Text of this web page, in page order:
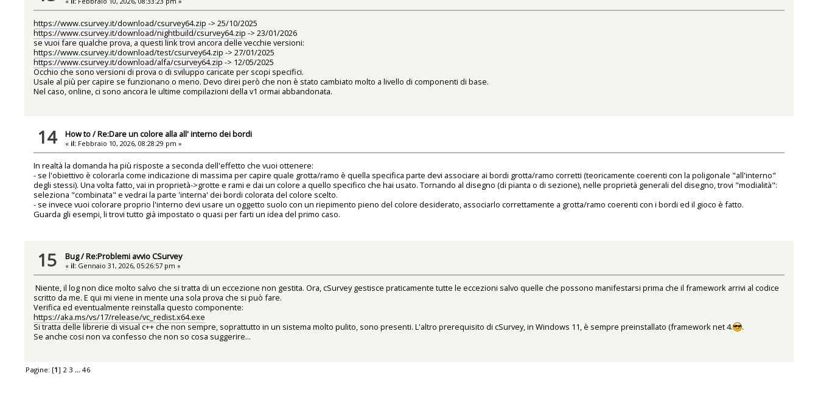
https://www.csurvey.it/download/csurvey64.zip -> 25/10/2025
https://www.csurvey.it/download/nightbuild/csurvey64.zip -> 23/01/2026
se vuoi fare qualche prova, a questi link trovi ancora delle vecchie versioni:
https://www.csurvey.it/download/test/csurvey64.zip -> 27/01/2025
https://www.csurvey.it/download/alfa/csurvey64.zip-> 12/05/2025
Occhio che sono versioni di prova o di sviluppo caricate per scopi specifici.
Usale al più per capire se funzionano o meno. Devo direi però che non è stato cambiato molto a livello di componenti di base.
Nel caso, online, ci sono ancora le ultime compilazioni della v1 ormai abbandonata.
14 How to/Re:Dare un colore alla all' interno dei bordi
« il: Febbraio 10, 2026, 08:28:29 pm »
In realtà la domanda ha più risposte a seconda dell'effetto che vuoi ottenere:
- se l'obiettivo è colorarla come indicazione di massima per capire quale grotta/ramo è quella specifica parte devi associare ai bordi grotta/ramo corretti (teoricamente coerenti con la poligonale "all'interno"
degli stessi). Una volta fatto, vai in proprietà->grotte e rami e dai un colore a quello specifico che hai usato. Tornando al disegno (di pianta o di sezione), nelle proprietà generali del disegno, trovi "modialità":
seleziona "combinata" e vedrai la parte 'interna' dei bordi colorata del colore scelto.
- se invece vuoi colorare proprio l'interno devi usare un oggetto suolo con un riepimento pieno del colore desiderato, associarlo correttamente a grotta/ramo coerenti con i bordi ed il gioco è fatto.
Guarda gli esempi, li trovi tutto già impostato o quasi per farti un idea del primo caso.
15 Bug/Re:Problemi avvio CSurvey
« il: Gennaio 31, 2026, 05:26:57 pm »
Niente, il log non dice molto salvo che si tratta di un eccezione non gestita. Ora, cSurvey gestisce praticamente tutte le eccezioni salvo quelle che possono manifestarsi prima che il framework arrivi al codice
scritto da me. E qui mi viene in mente una sola prova che si può fare.
Verifica ed eventualmente reinstalla questo componente:
https://aka.ms/vs/17/release/vc_redist.x64.exe
Si tratta delle librerie di visual c++ che non sempre, soprattutto in un sistema molto pulito, sono presenti. L'altro prerequisito di cSurvey, in Windows 11, è sempre preinstallato (framework net 4.
.
Se anche cosi non va confesso che non so cosa suggerire...
Pagine: [1] 2 3 ...46